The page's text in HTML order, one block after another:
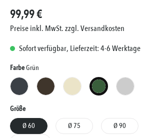
99,99 €
Preise inkl. MwSt. zzgl. Versandkosten
Sofort verfügbar, Lieferzeit: 4-6 Werktage
FarbeAuswählen
Grün
Anthrazit Braun Creme Grün Silber
GrößeAuswählen
Ø 60
Ø 75 Ø 90